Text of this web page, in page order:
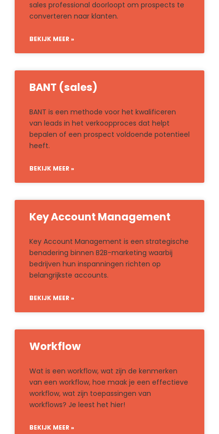
sales professional doorloopt om prospects te
converteren naar klanten.
BEKIJK MEER »
BANT (sales)
BANT is een methode voor het kwalificeren
van leads in het verkoopproces dat helpt
bepalen of een prospect voldoende potentieel
heeft.
BEKIJK MEER »
Key Account Management
Key Account Management is een strategische
benadering binnen B2B-marketing waarbij
bedrijven hun inspanningen richten op
belangrijkste accounts.
BEKIJK MEER »
Workflow
Wat is een workflow, wat zijn de kenmerken
van een workflow, hoe maak je een effectieve
workflow, wat zijn toepassingen van
workflows? Je leest het hier!
BEKIJK MEER »